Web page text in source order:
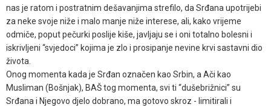
nas je ratom i postratnim dešavanjima strefilo, da Srđana upotrijebi
za neke svoje niže i malo manje niže interese, ali, kako vrijeme
odmiče, poput pečurki poslije kiše, javljaju se i oni totalno bolesni i
iskrivljeni “svjedoci” kojima je zlo i prosipanje nevine krvi sastavni dio
života.
Onog momenta kada je Srđan označen kao Srbin, a Ači kao
Musliman (Bošnjak), BAŠ tog momenta, svi ti “dušebrižnici” su
Srđana i Njegovo djelo dobrano, ma gotovo skroz - limitirali i